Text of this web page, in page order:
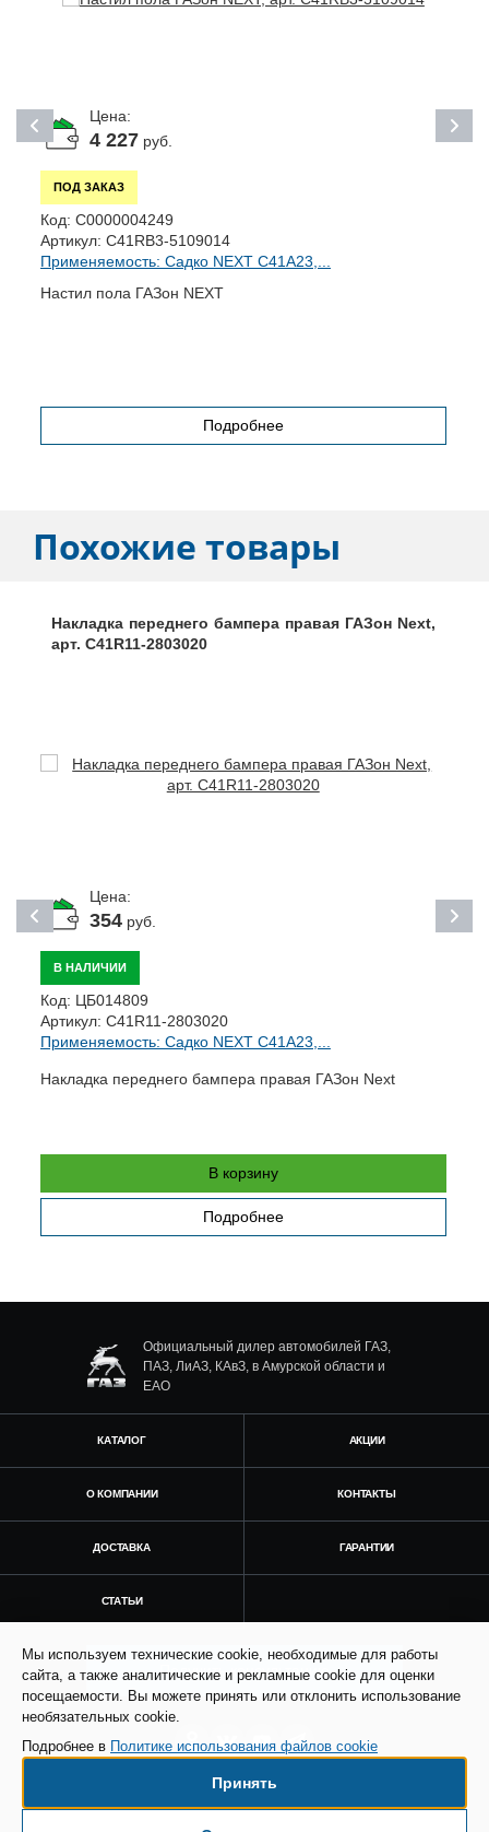
Цена:
4 227руб.
ПОД ЗАКАЗ
Код: С0000004249
Артикул: C41RB3-5109014
Применяемость: Садко NEXT C41A23,...
Настил пола ГАЗон NEXT
Подробнее
Похожие товары
Накладка переднего бампера правая ГАЗон Next,
арт. C41R11-2803020
Цена:
354руб.
В НАЛИЧИИ
Код: ЦБ014809
Артикул: C41R11-2803020
Применяемость: Садко NEXT C41A23,...
Накладка переднего бампера правая ГАЗон Next
В корзину
Подробнее
Официальный дилер автомобилей ГАЗ,
ПАЗ, ЛиАЗ, КАвЗ, в Амурской области и
ЕАО
КАТАЛОГ АКЦИИ
О КОМПАНИИ КОНТАКТЫ
ДОСТАВКА ГАРАНТИИ
СТАТЬИ
Получить консультацию
© Все права защищены. Информация сайта
Мы используем технические cookie, необходимые для работы
сайта, а также аналитические и рекламные cookie для оценки
посещаемости. Вы можете принять или отклонить использование
необязательных cookie.
Подробнее в Политике использования файлов cookie
Принять